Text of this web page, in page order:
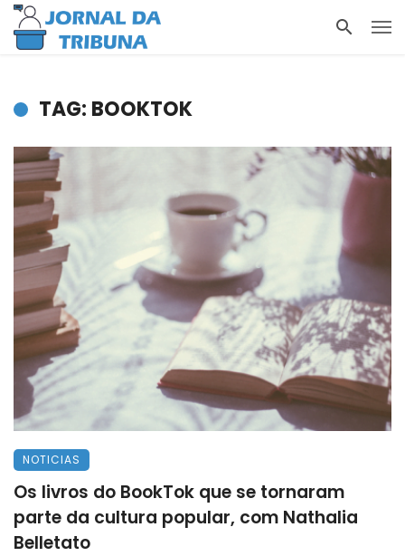
TAG: BOOKTOK
NOTICIAS
Os livros do BookTok que se tornaram
parte da cultura popular, com Nathalia
Belletato